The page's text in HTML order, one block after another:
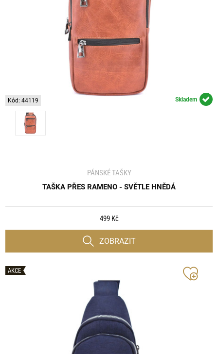
Kód: 44119 Skladem
PÁNSKÉ TAŠKY
TAŠKA PŘES RAMENO - SVĚTLE HNĚDÁ
499 Kč
ZOBRAZIT
AKCE